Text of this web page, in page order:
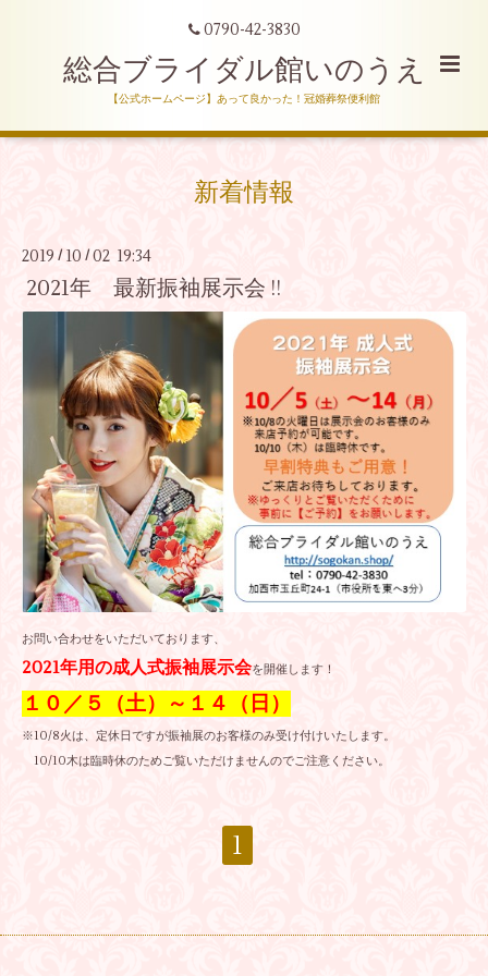
0790-42-3830
総合ブライダル館いのうえ
【公式ホームページ】あって良かった！冠婚葬祭便利館
新着情報
2019 / 10 / 02 19:34
2021年 最新振袖展示会 !!
お問い合わせをいただいております、
2021年用の成人式振袖展示会を開催します！
１０／５（土）～１４（日）
※10/8火は、定休日ですが振袖展のお客様のみ受け付けいたします。
10/10木は臨時休のためご覧いただけませんのでご注意ください。
1